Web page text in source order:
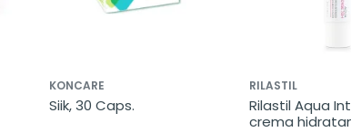
KONCARE
Siik, 30 Caps.
RILASTIL
Rilastil Aqua
crema